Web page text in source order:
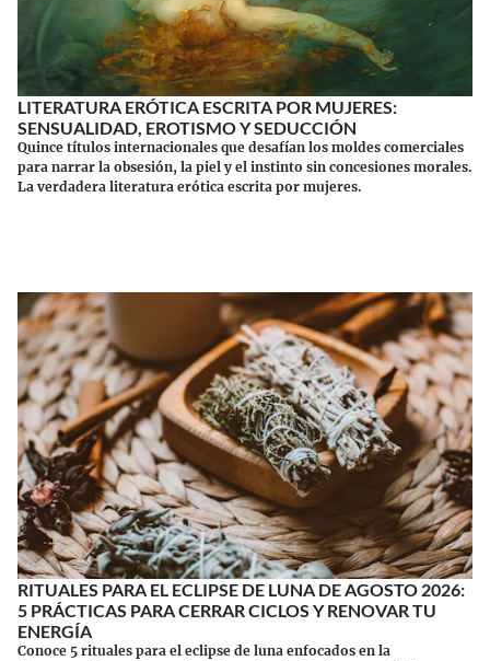
LITERATURA ERÓTICA ESCRITA POR MUJERES:
SENSUALIDAD, EROTISMO Y SEDUCCIÓN
Quince títulos internacionales que desafían los moldes comerciales
para narrar la obsesión, la piel y el instinto sin concesiones morales.
La verdadera literatura erótica escrita por mujeres.
RITUALES PARA EL ECLIPSE DE LUNA DE AGOSTO 2026:
5 PRÁCTICAS PARA CERRAR CICLOS Y RENOVAR TU
ENERGÍA
Conoce 5 rituales para el eclipse de luna enfocados en la